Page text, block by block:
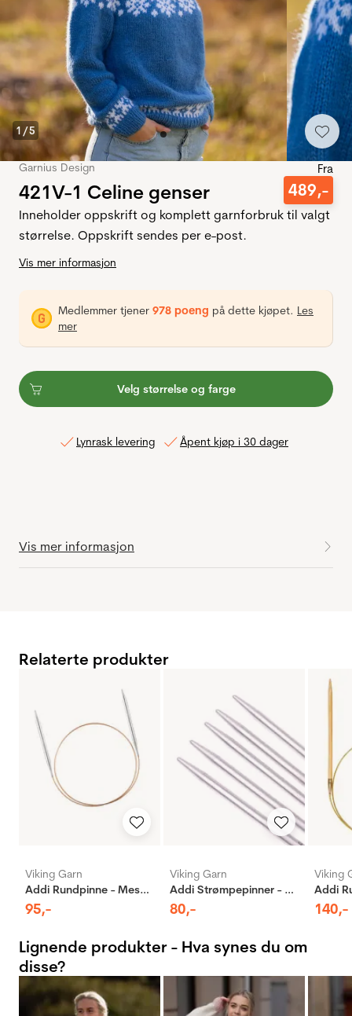
1 /5
Garnius Design
421V-1 Celine genser
Fra
489,-
Inneholder oppskrift og komplett garnforbruk til valgt
størrelse. Oppskrift sendes per e-post.
Vis mer informasjon
Medlemmer tjener 978 poeng på dette kjøpet. Les
mer
Velg størrelse og farge
Lynrask levering Åpent kjøp i 30 dager
Vis mer informasjon
Relaterte produkter
Viking Garn
Addi Rundpinne - Messing
95,-
Viking Garn
Addi Strømpepinner - Aluminium
80,-
Viking
140,-
Lignende produkter - Hva synes du om
disse?